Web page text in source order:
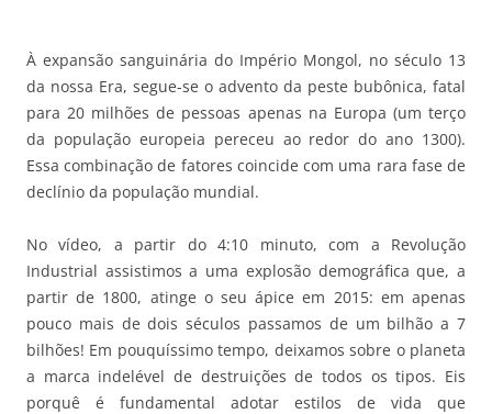
À expansão sanguinária do Império Mongol, no século 13
da nossa Era, segue-se o advento da peste bubônica, fatal
para 20 milhões de pessoas apenas na Europa (um terço
da população europeia pereceu ao redor do ano 1300).
Essa combinação de fatores coincide com uma rara fase de
declínio da população mundial.
No vídeo, a partir do 4:10 minuto, com a Revolução
Industrial assistimos a uma explosão demográfica que, a
partir de 1800, atinge o seu ápice em 2015: em apenas
pouco mais de dois séculos passamos de um bilhão a 7
bilhões! Em pouquíssimo tempo, deixamos sobre o planeta
a marca indelével de destruições de todos os tipos. Eis
porquê é fundamental adotar estilos de vida que